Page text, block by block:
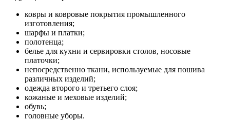
ковры и ковровые покрытия промышленного
изготовления;
шарфы и платки;
полотенца;
белье для кухни и сервировки столов, носовые
платочки;
непосредственно ткани, используемые для пошива
различных изделий;
одежда второго и третьего слоя;
кожаные и меховые изделий;
обувь;
головные уборы.